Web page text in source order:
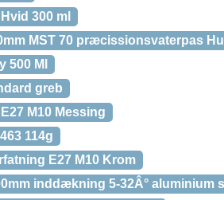
300 ml
MST 70 præcissionsvaterpas
500 Ml
greb
M10 Messing
114g
E27 M10 Krom
inddækning 5-32Â° aluminium